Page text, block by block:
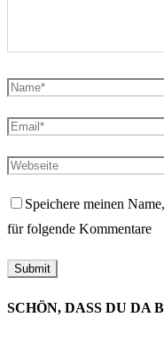
Speichere meinen
für folgende Kommentare
SCHÖN, DASS DU DA